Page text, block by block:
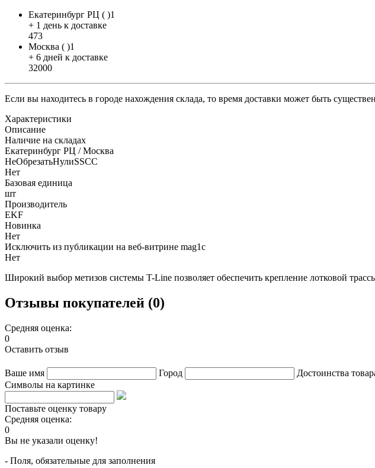
Екатеринбург РЦ ( )1
+ 1 день к доставке
473
Москва ( )1
+ 6 дней к доставке
32000
Если вы находитесь в городе нахождения склада, то время доставки может быть
Характеристики
Описание
Наличие на складах
Екатеринбург РЦ / Москва
НеОбрезатьНулиSSCC
Нет
Базовая единица
шт
Производитель
EKF
Новинка
Нет
Исключить из публикации на веб-витрине mag1c
Нет
Широкий выбор метизов системы T-Line позволяет обеспечить крепление лотковой
Отзывы покупателей (0)
Средняя оценка:
0
Оставить отзыв
Ваше имя Город Достоинства
Символы на картинке
Поставьте оценку товару
Средняя оценка:
0
Вы не указали оценку!
- Поля, обязательные для заполнения